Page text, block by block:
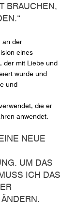
BRAUCHEN,
an der
eines
der mit Liebe und
wurde und
und
die er
anwendet.
NEUE
UM DAS
ICH DAS